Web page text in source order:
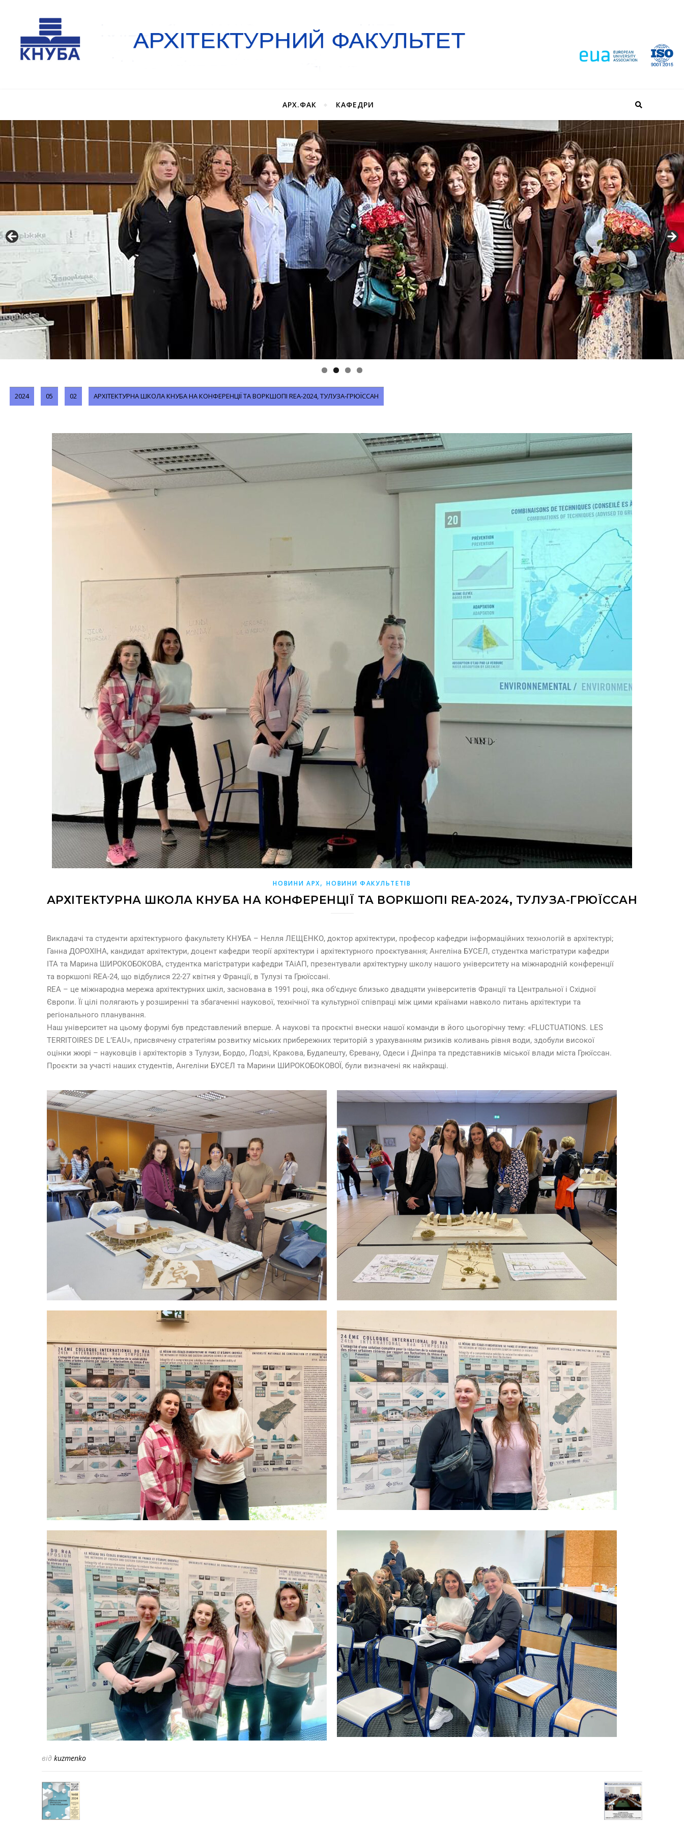
АРХ.ФАК КАФЕДРИ
2024 05 02 АРХІТЕКТУРНА ШКОЛА КНУБА НА КОНФЕРЕНЦІЇ ТА ВОРКШОПІ REA-2024, ТУЛУЗА-ГРЮЇССАН
НОВИНИ АРХ,НОВИНИ ФАКУЛЬТЕТІВ
АРХІТЕКТУРНА ШКОЛА КНУБА НА КОНФЕРЕНЦІЇ ТА ВОРКШОПІ REA-2024, ТУЛУЗА-ГРЮЇССАН
Викладачі та студенти архітектурного факультету КНУБА – Нелля ЛЕЩЕНКО, доктор архітектури, професор кафедри інформаційних технологій в архітектурі;
Ганна ДОРОХІНА, кандидат архітектури, доцент кафедри теорії архітектури і архітектурного проєктування; Ангеліна БУСЕЛ, студентка магістратури кафедри
ІТА та Марина ШИРОКОБОКОВА, студентка магістратури кафедри ТАіАП, презентували архітектурну школу нашого університету на міжнародній конференції
та воркшопі REA-24, що відбулися 22-27 квітня у Франції, в Тулузі та Грюїссані.
REA – це міжнародна мережа архітектурних шкіл, заснована в 1991 році, яка об’єднує близько двадцяти університетів Франції та Центральної і Східної
Європи. Її цілі полягають у розширенні та збагаченні наукової, технічної та культурної співпраці між цими країнами навколо питань архітектури та
регіонального планування.
Наш університет на цьому форумі був представлений вперше. А наукові та проєктні внески нашої команди в його цьогорічну тему: «FLUCTUATIONS. LES
TERRITOIRES DE L’EAU», присвячену стратегіям розвитку міських прибережних територій з урахуванням ризиків коливань рівня води, здобули високої
оцінки жюрі – науковців і архітекторів з Тулузи, Бордо, Лодзі, Кракова, Будапешту, Єревану, Одеси і Дніпра та представників міської влади міста Грюїссан.
Проєкти за участі наших студентів, Ангеліни БУСЕЛ та Марини ШИРОКОБОКОВОЇ, були визначені як найкращі.
від kuzmenko